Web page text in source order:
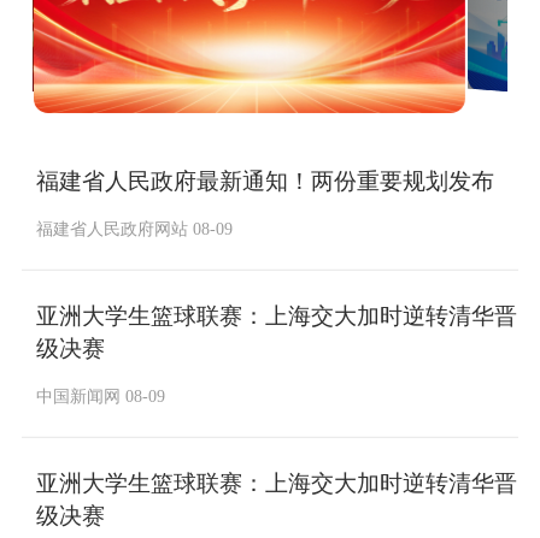
福建省人民政府最新通知！两份重要规划发布
福建省人民政府网站 08-09
亚洲大学生篮球联赛：上海交大加时逆转清华晋
级决赛
中国新闻网 08-09
亚洲大学生篮球联赛：上海交大加时逆转清华晋
级决赛